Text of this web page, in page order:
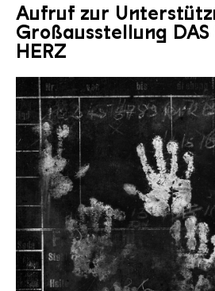
Aufruf zur
Großausstellung DAS
HERZ